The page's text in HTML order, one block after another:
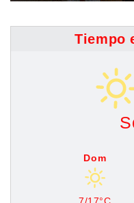
Tiempo
Dom
7/17°C